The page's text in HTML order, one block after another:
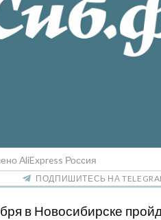
AliExpress Россия
ПОДПИШИТЕСЬ НА
в Новосибирске